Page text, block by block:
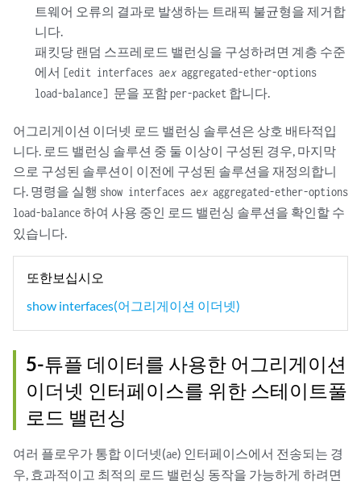
트웨어 오류의 결과로 발생하는 트래픽 불균형을 제거합
니다.
패킷당 랜덤 스프레로드 밸런싱을 구성하려면 계층 수준
에서 [edit interfaces aexaggregated-ether-options
load-balance] 문을 포함per-packet 합니다.
어그리게이션 이더넷 로드 밸런싱 솔루션은 상호 배타적입
니다. 로드 밸런싱 솔루션 중 둘 이상이 구성된 경우, 마지막
으로 구성된 솔루션이 이전에 구성된 솔루션을 재정의합니
다. 명령을 실행 show interfaces aexaggregated-ether-options
load-balance하여 사용 중인 로드 밸런싱 솔루션을 확인할 수
있습니다.
또한보십시오
show interfaces(어그리게이션 이더넷)
5-튜플 데이터를 사용한 어그리게이션
이더넷 인터페이스를 위한 스테이트풀
로드 밸런싱
여러 플로우가 통합 이더넷(ae) 인터페이스에서 전송되는 경
우, 효과적이고 최적의 로드 밸런싱 동작을 가능하게 하려면